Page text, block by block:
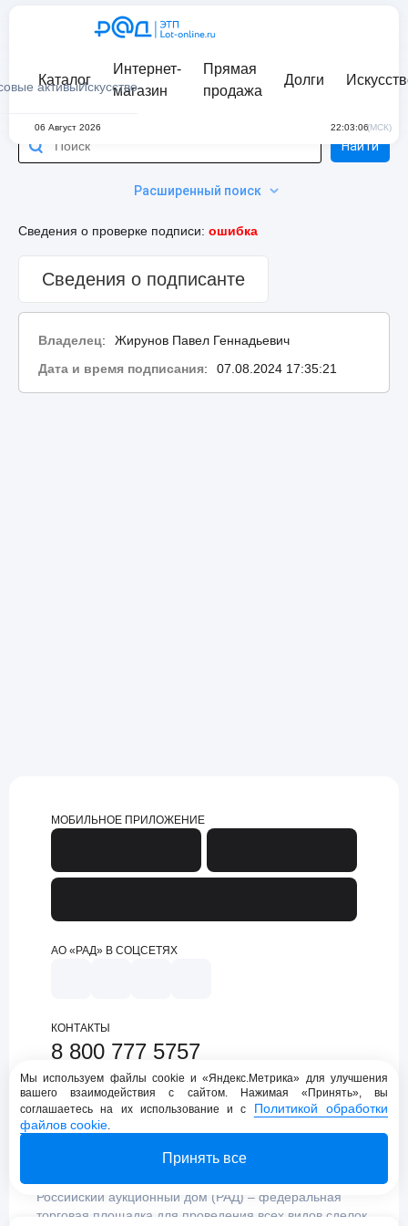
активыИскусство
Каталог
Интернет-
магазин
Прямая
продажа
Долги
06 Август 2026 22:03:06(МСК)
Расширенный поиск
Найти
Сведения о проверке подписи: ошибка
Сведения о подписанте
Владелец:
Жирунов Павел Геннадьевич
Дата и время подписания: 07.08.2024 17:35:21
МОБИЛЬНОЕ ПРИЛОЖЕНИЕ
АО «РАД» В СОЦСЕТЯХ
КОНТАКТЫ
8 800 777 5757
support@lot-online.ru
Техническая поддержка
Российский аукционный дом (РАД) – федеральная
торговая площадка для проведения всех видов сделок
Мы используем файлы cookie и «Яндекс.Метрика» для улучшения
вашего взаимодействия с сайтом. Нажимая «Принять», вы
соглашаетесь на их использование и с Политикой обработки
файлов cookie.
Принять все